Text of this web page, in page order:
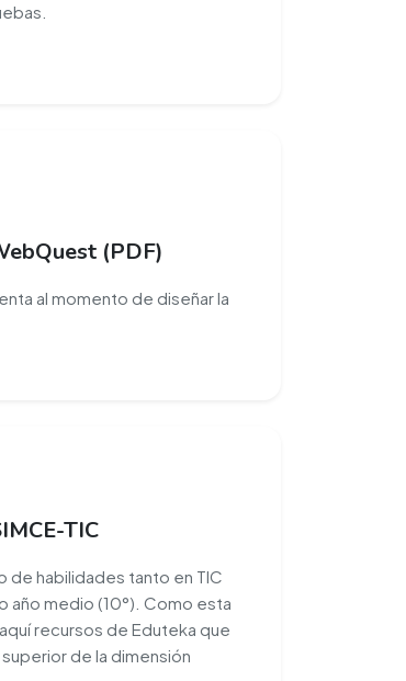
(PDF)
al momento de diseñar la
TIC
de habilidades tanto en TIC
año medio (10°). Como esta
recursos de Eduteka que
de la dimensión